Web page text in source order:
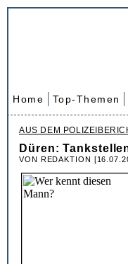
Home Top-Themen
AUS DEM
Düren:
VON REDAKTION